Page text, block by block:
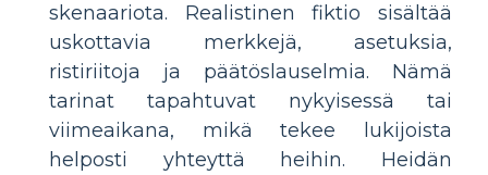
skenaariota. Realistinen fiktio sisältää
uskottavia merkkejä, asetuksia,
ristiriitoja ja päätöslauselmia. Nämä
tarinat tapahtuvat nykyisessä tai
viimeaikana, mikä tekee lukijoista
helposti yhteyttä heihin. Heidän